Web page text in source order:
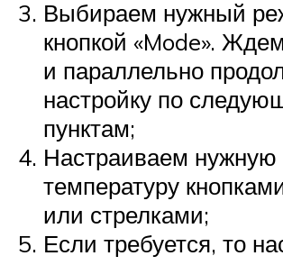
Выбираем нужный
кнопкой «Mode».
и параллельно
настройку по
пунктам;
Настраиваем нужную
температуру
или стрелками;
Если требуется, то